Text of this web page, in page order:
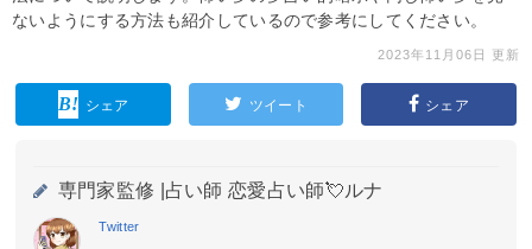
ないようにする方法も紹介しているので参考にしてください。
2023年11月06日 更新
シェア ツイート シェア
専門家監修 | 占い師 恋愛占い師💘ルナ
Twitter